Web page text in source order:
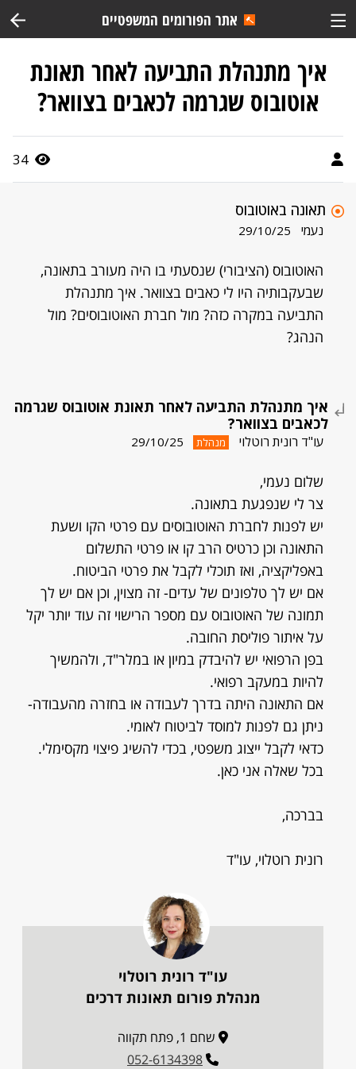
אתר הפורומים המשפטיים
איך מתנהלת התביעה לאחר תאונת
אוטובוס שגרמה לכאבים בצוואר?
34
תאונה באוטובוס
נעמי 29/10/25
האוטובוס (הציבורי) שנסעתי בו היה מעורב בתאונה,
שבעקבותיה היו לי כאבים בצוואר. איך מתנהלת
התביעה במקרה כזה? מול חברת האוטובוסים? מול
הנהג?
איך מתנהלת התביעה לאחר תאונת אוטובוס שגרמה
לכאבים בצוואר?
עו"ד רונית רוטלוי מנהלת 29/10/25
שלום נעמי,
צר לי שנפגעת בתאונה.
יש לפנות לחברת האוטובוסים עם פרטי הקו ושעת
התאונה וכן כרטיס הרב קו או פרטי התשלום
באפליקציה, ואז תוכלי לקבל את פרטי הביטוח.
אם יש לך טלפונים של עדים- זה מצוין, וכן אם יש לך
תמונה של האוטובוס עם מספר הרישוי זה עוד יותר יקל
על איתור פוליסת החובה.
בפן הרפואי יש להיבדק במיון או במלר"ד, ולהמשיך
להיות במעקב רפואי.
אם התאונה היתה בדרך לעבודה או בחזרה מהעבודה-
ניתן גם לפנות למוסד לביטוח לאומי.
כדאי לקבל ייצוג משפטי, בכדי להשיג פיצוי מקסימלי.
בכל שאלה אני כאן.
בברכה,
רונית רוטלוי, עו"ד
עו"ד רונית רוטלוי
מנהלת פורום תאונות דרכים
שחם 1, פתח תקווה
052-6134398